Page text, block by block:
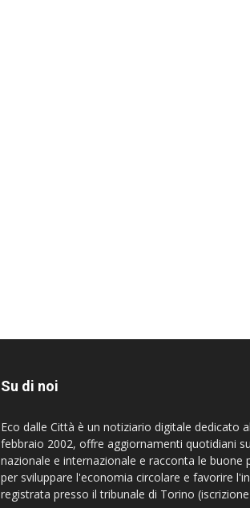
Su di noi
Eco dalle Città è un notiziario digitale dedicato
febbraio 2002, offre aggiornamenti quotidiani
nazionale e internazionale e racconta le buone
per sviluppare l'economia circolare e favorire
registrata presso il tribunale di Torino